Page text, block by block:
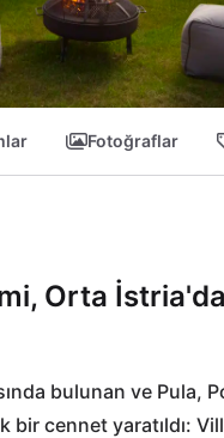
Fotoğraflar
Orta
bulunan ve Pula,
bir cennet yaratıldı: